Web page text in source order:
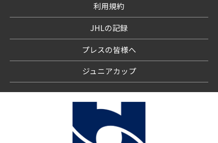
利用規約
JHLの記録
プレスの皆様へ
ジュニアカップ